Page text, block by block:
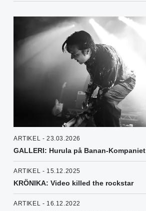
ARTIKEL - 23.03.2026
GALLERI: Hurula på Banan-Kompaniet
ARTIKEL - 15.12.2025
KRÖNIKA: Video killed the rockstar
ARTIKEL - 16.12.2022